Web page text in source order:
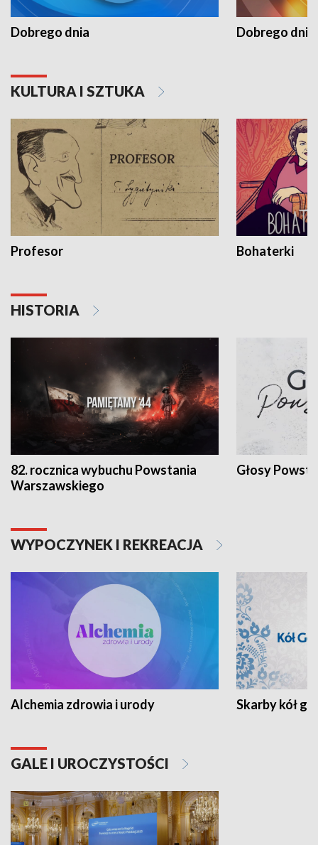
Dobrego dnia Dobrego dnia
KULTURA I SZTUKA
Profesor Bohaterki
HISTORIA
82. rocznica wybuchu Powstania
Warszawskiego
Głosy
WYPOCZYNEK I REKREACJA
Alchemia zdrowia i urody Skarby kół
GALE I UROCZYSTOŚCI